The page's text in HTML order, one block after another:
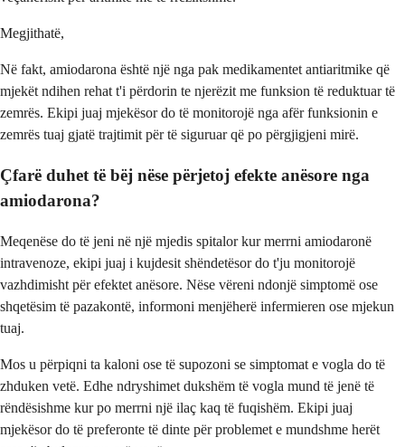
Megjithatë,
Në fakt, amiodarona është një nga pak medikamentet antiaritmike që
mjekët ndihen rehat t'i përdorin te njerëzit me funksion të reduktuar të
zemrës. Ekipi juaj mjekësor do të monitorojë nga afër funksionin e
zemrës tuaj gjatë trajtimit për të siguruar që po përgjigjeni mirë.
Çfarë duhet të bëj nëse përjetoj efekte anësore nga
amiodarona?
Meqenëse do të jeni në një mjedis spitalor kur merrni amiodaronë
intravenoze, ekipi juaj i kujdesit shëndetësor do t'ju monitorojë
vazhdimisht për efektet anësore. Nëse vëreni ndonjë simptomë ose
shqetësim të pazakontë, informoni menjëherë infermieren ose mjekun
tuaj.
Mos u përpiqni ta kaloni ose të supozoni se simptomat e vogla do të
zhduken vetë. Edhe ndryshimet dukshëm të vogla mund të jenë të
rëndësishme kur po merrni një ilaç kaq të fuqishëm. Ekipi juaj
mjekësor do të preferonte të dinte për problemet e mundshme herët